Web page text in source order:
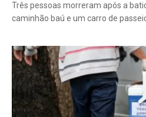
Três pessoas morreram após a
caminhão baú e um carro de